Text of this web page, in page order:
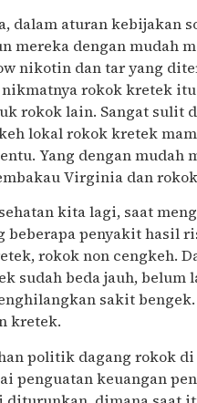
dalam aturan kebijakan
mereka dengan mudah
nikotin dan tar yang
rokok kretek
rokok lain. Sangat sulit
lokal rokok kretek
Yang dengan
Virginia dan
kita lagi, saat
beberapa penyakit hasil
rokok non cengkeh.
sudah beda jauh, belum
sakit
kretek.
politik dagang rokok
penguatan keuangan